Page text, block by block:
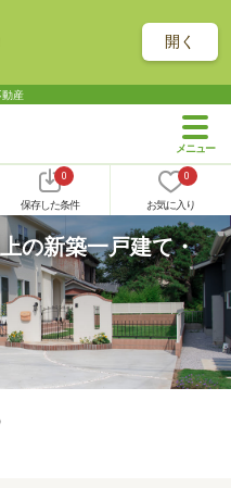
開く
動産
0
保存した条件
0
お気に入り
の新築一戸建て・